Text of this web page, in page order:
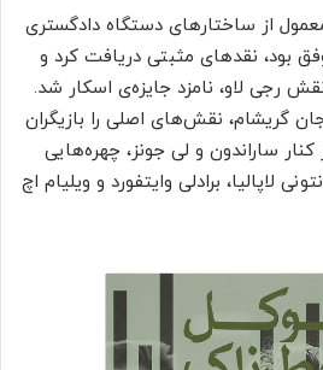
از ساختارهای دستگاه دادگستری
بود، نقدهای مثبتی دریافت کرد و
رجی لاو، نامزد جایزه‌ی اسکار شد.
گریشام، نقش‌های اصلی را بازیگران
ساراندون و لی جونز، چهره‌هایی
لاپالیا، برادلی وایتفورد و ویلیام اچ